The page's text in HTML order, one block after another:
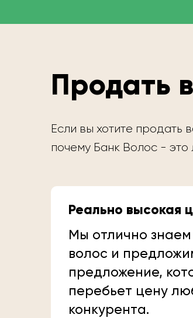
Продать
Если вы хотите продать
почему Банк Волос -
Реально высокая
Мы отлично
волос и
предложение,
перебьет цену
конкурента.